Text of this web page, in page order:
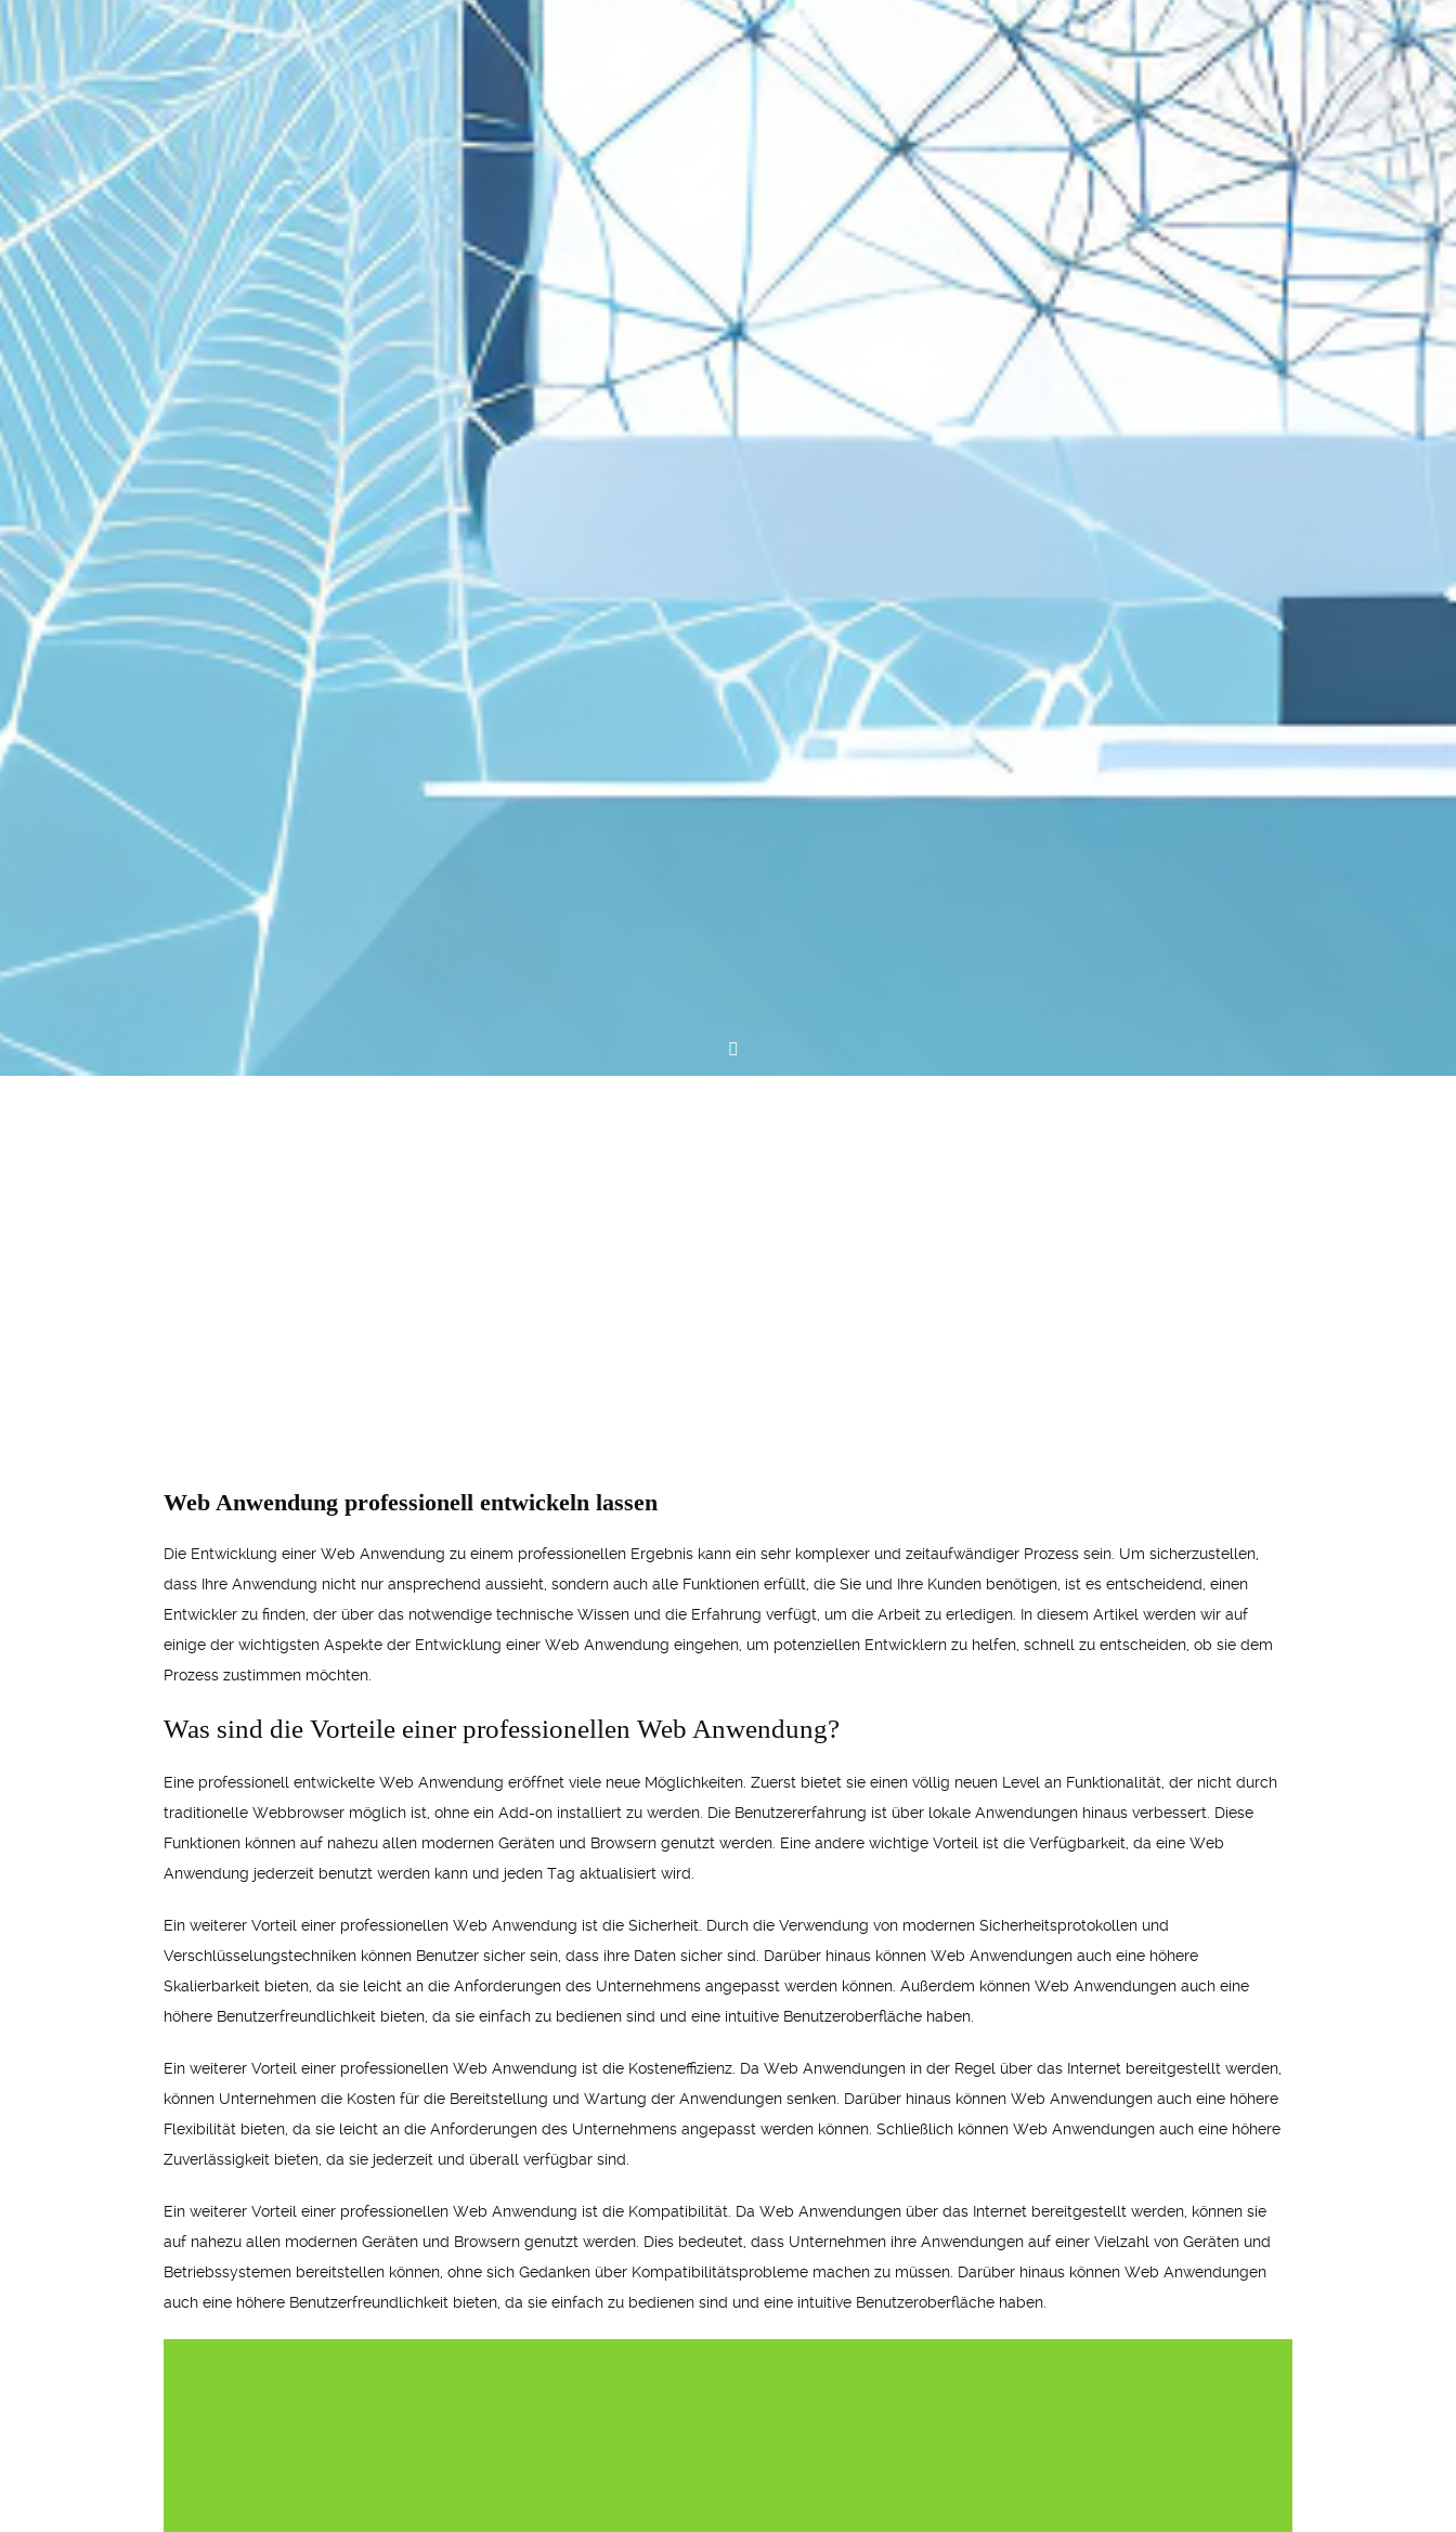
Web Anwendung professionell entwickeln lassen
Die Entwicklung einer Web Anwendung zu einem professionellen Ergebnis kann ein sehr komplexer und zeitaufwändiger Prozess sein. Um sicherzustellen,
dass Ihre Anwendung nicht nur ansprechend aussieht, sondern auch alle Funktionen erfüllt, die Sie und Ihre Kunden benötigen, ist es entscheidend, einen
Entwickler zu finden, der über das notwendige technische Wissen und die Erfahrung verfügt, um die Arbeit zu erledigen. In diesem Artikel werden wir auf
einige der wichtigsten Aspekte der Entwicklung einer Web Anwendung eingehen, um potenziellen Entwicklern zu helfen, schnell zu entscheiden, ob sie dem
Prozess zustimmen möchten.
Was sind die Vorteile einer professionellen Web Anwendung?
Eine professionell entwickelte Web Anwendung eröffnet viele neue Möglichkeiten. Zuerst bietet sie einen völlig neuen Level an Funktionalität, der nicht durch
traditionelle Webbrowser möglich ist, ohne ein Add-on installiert zu werden. Die Benutzererfahrung ist über lokale Anwendungen hinaus verbessert. Diese
Funktionen können auf nahezu allen modernen Geräten und Browsern genutzt werden. Eine andere wichtige Vorteil ist die Verfügbarkeit, da eine Web
Anwendung jederzeit benutzt werden kann und jeden Tag aktualisiert wird.
Ein weiterer Vorteil einer professionellen Web Anwendung ist die Sicherheit. Durch die Verwendung von modernen Sicherheitsprotokollen und
Verschlüsselungstechniken können Benutzer sicher sein, dass ihre Daten sicher sind. Darüber hinaus können Web Anwendungen auch eine höhere
Skalierbarkeit bieten, da sie leicht an die Anforderungen des Unternehmens angepasst werden können. Außerdem können Web Anwendungen auch eine
höhere Benutzerfreundlichkeit bieten, da sie einfach zu bedienen sind und eine intuitive Benutzeroberfläche haben.
Ein weiterer Vorteil einer professionellen Web Anwendung ist die Kosteneffizienz. Da Web Anwendungen in der Regel über das Internet bereitgestellt werden,
können Unternehmen die Kosten für die Bereitstellung und Wartung der Anwendungen senken. Darüber hinaus können Web Anwendungen auch eine höhere
Flexibilität bieten, da sie leicht an die Anforderungen des Unternehmens angepasst werden können. Schließlich können Web Anwendungen auch eine höhere
Zuverlässigkeit bieten, da sie jederzeit und überall verfügbar sind.
Ein weiterer Vorteil einer professionellen Web Anwendung ist die Kompatibilität. Da Web Anwendungen über das Internet bereitgestellt werden, können sie
auf nahezu allen modernen Geräten und Browsern genutzt werden. Dies bedeutet, dass Unternehmen ihre Anwendungen auf einer Vielzahl von Geräten und
Betriebssystemen bereitstellen können, ohne sich Gedanken über Kompatibilitätsprobleme machen zu müssen. Darüber hinaus können Web Anwendungen
auch eine höhere Benutzerfreundlichkeit bieten, da sie einfach zu bedienen sind und eine intuitive Benutzeroberfläche haben.